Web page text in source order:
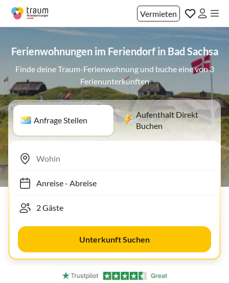
Vermieten
Ferienwohnungen im Feriendorf in Bad Sachsa
Finde deine Traum-Ferienwohnung und buche eine von 3
Ferienunterkünften
Anfrage Stellen
Aufenthalt Direkt
Buchen
Anreise- Abreise
Unterkunft Suchen